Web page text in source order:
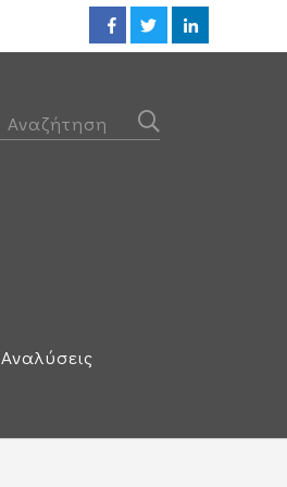
Η απάντηση της Ισπανίας:
Αναλύσεις